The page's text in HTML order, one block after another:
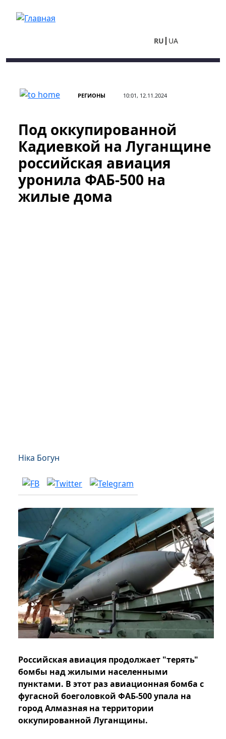
RU UA
РЕГИОНЫ 10:01, 12.11.2024
​​​​​​​Под оккупированной
Кадиевкой на Луганщине
российская авиация
уронила ФАБ-500 на
жилые дома
Ніка Богун
Российская авиация продолжает "терять"
бомбы над жилыми населенными
пунктами. В этот раз авиационная бомба с
фугасной боеголовкой ФАБ-500 упала на
город Алмазная на территории
оккупированной Луганщины.